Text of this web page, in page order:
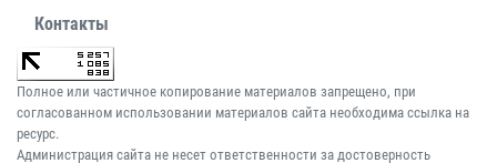
Контакты
Полное или частичное копирование материалов запрещено, при
согласованном использовании материалов сайта необходима ссылка на
ресурс.
Администрация сайта не несет ответственности за достоверность